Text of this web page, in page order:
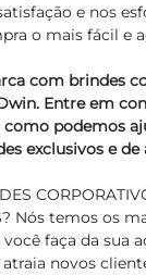
e nos
o mais fácil e
com brindes
Entre em
como podemos
exclusivos e de
Nós temos os
faça da sua
atraia novos